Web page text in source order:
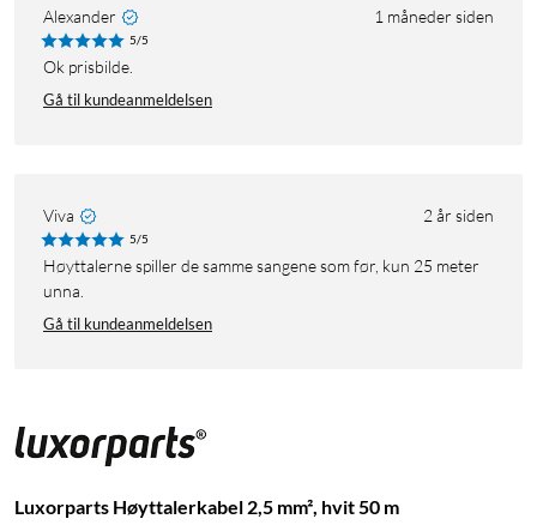
Alexander 1 måneder siden
5/5
Ok prisbilde.
Gå til kundeanmeldelsen
Viva 2 år siden
5/5
Høyttalerne spiller de samme sangene som før, kun 25 meter
unna.
Gå til kundeanmeldelsen
Luxorparts Høyttalerkabel 2,5 mm², hvit 50 m